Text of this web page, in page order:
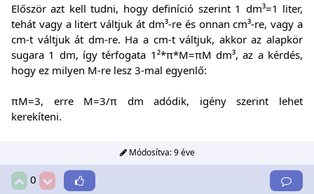
Először azt kell tudni, hogy definíció szerint 1 dm³=1 liter,
tehát vagy a litert váltjuk át dm³-re és onnan cm³-re, vagy a
cm-t váltjuk át dm-re. Ha a cm-t váltjuk, akkor az alapkör
sugara 1 dm, így térfogata 1²*π*M=πM dm³, az a kérdés,
hogy ez milyen M-re lesz 3-mal egyenlő:
πM=3, erre M=3/π dm adódik, igény szerint lehet
kerekíteni.
Módosítva:9 éve
0